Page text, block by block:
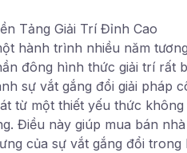
hành trình nhiều năm
đông hình thức giải trí rất
sự vắt gắng đổi giải
từ một thiết yếu thức
Điều này giúp mua bán
của sự vắt gắng đổi